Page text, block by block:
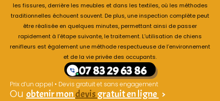
les fissures, derrière les meubles et dans les textiles, où les méthodes
traditionnelles échouent souvent. De plus, une inspection complète peut
être réalisée en quelques minutes, permettant ainsi de passer
rapidement à l’étape suivante, le traitement. L’utilisation de chiens
renifleurs est également une méthode respectueuse de l’environnement
et de la vie privée des occupants.
07 83 29 63 86
Prix d’un appel • Devis gratuit et sans engagement
Ou obtenir mon devis gratuit en ligne >